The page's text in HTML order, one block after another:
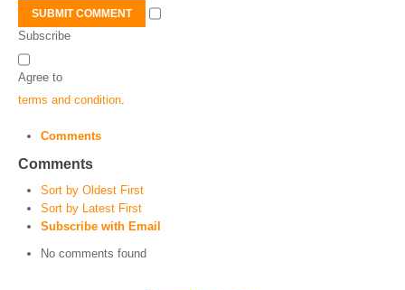
SUBMIT COMMENT
Subscribe
Agree to
terms and condition
Comments
Comments
Sort by Oldest First
Sort by Latest First
Subscribe with Email
No comments found